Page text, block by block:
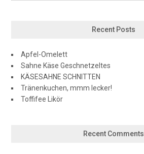
Recent Posts
Apfel-Omelett
Sahne Käse Geschnetzeltes
KÄSESAHNE SCHNITTEN
Tränenkuchen, mmm lecker!
Toffifee Likör
Recent Comments